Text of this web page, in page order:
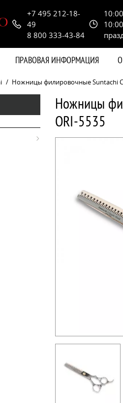
+7 495 212-18-
49
8 800 333-43-84
ПРАВОВАЯ ИНФОРМАЦИЯ
Ножницы филировочные Suntachi
Ножницы
ORI-5535